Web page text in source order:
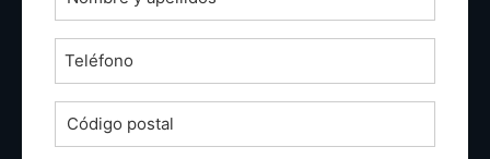
completo
*Teléfono
Código
postal